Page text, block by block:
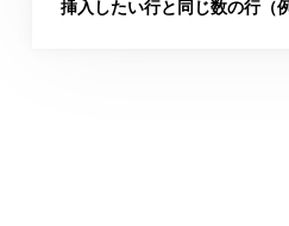
挿入したい行と同じ数の行（